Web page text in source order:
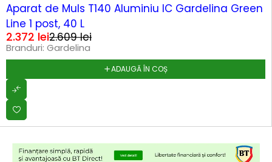
Aparat de Muls T140 Aluminiu IC Gardelina Green
Line 1 post, 40 L
2.609lei
2.372 lei
Branduri: Gardelina
ADAUGĂ ÎN COȘ